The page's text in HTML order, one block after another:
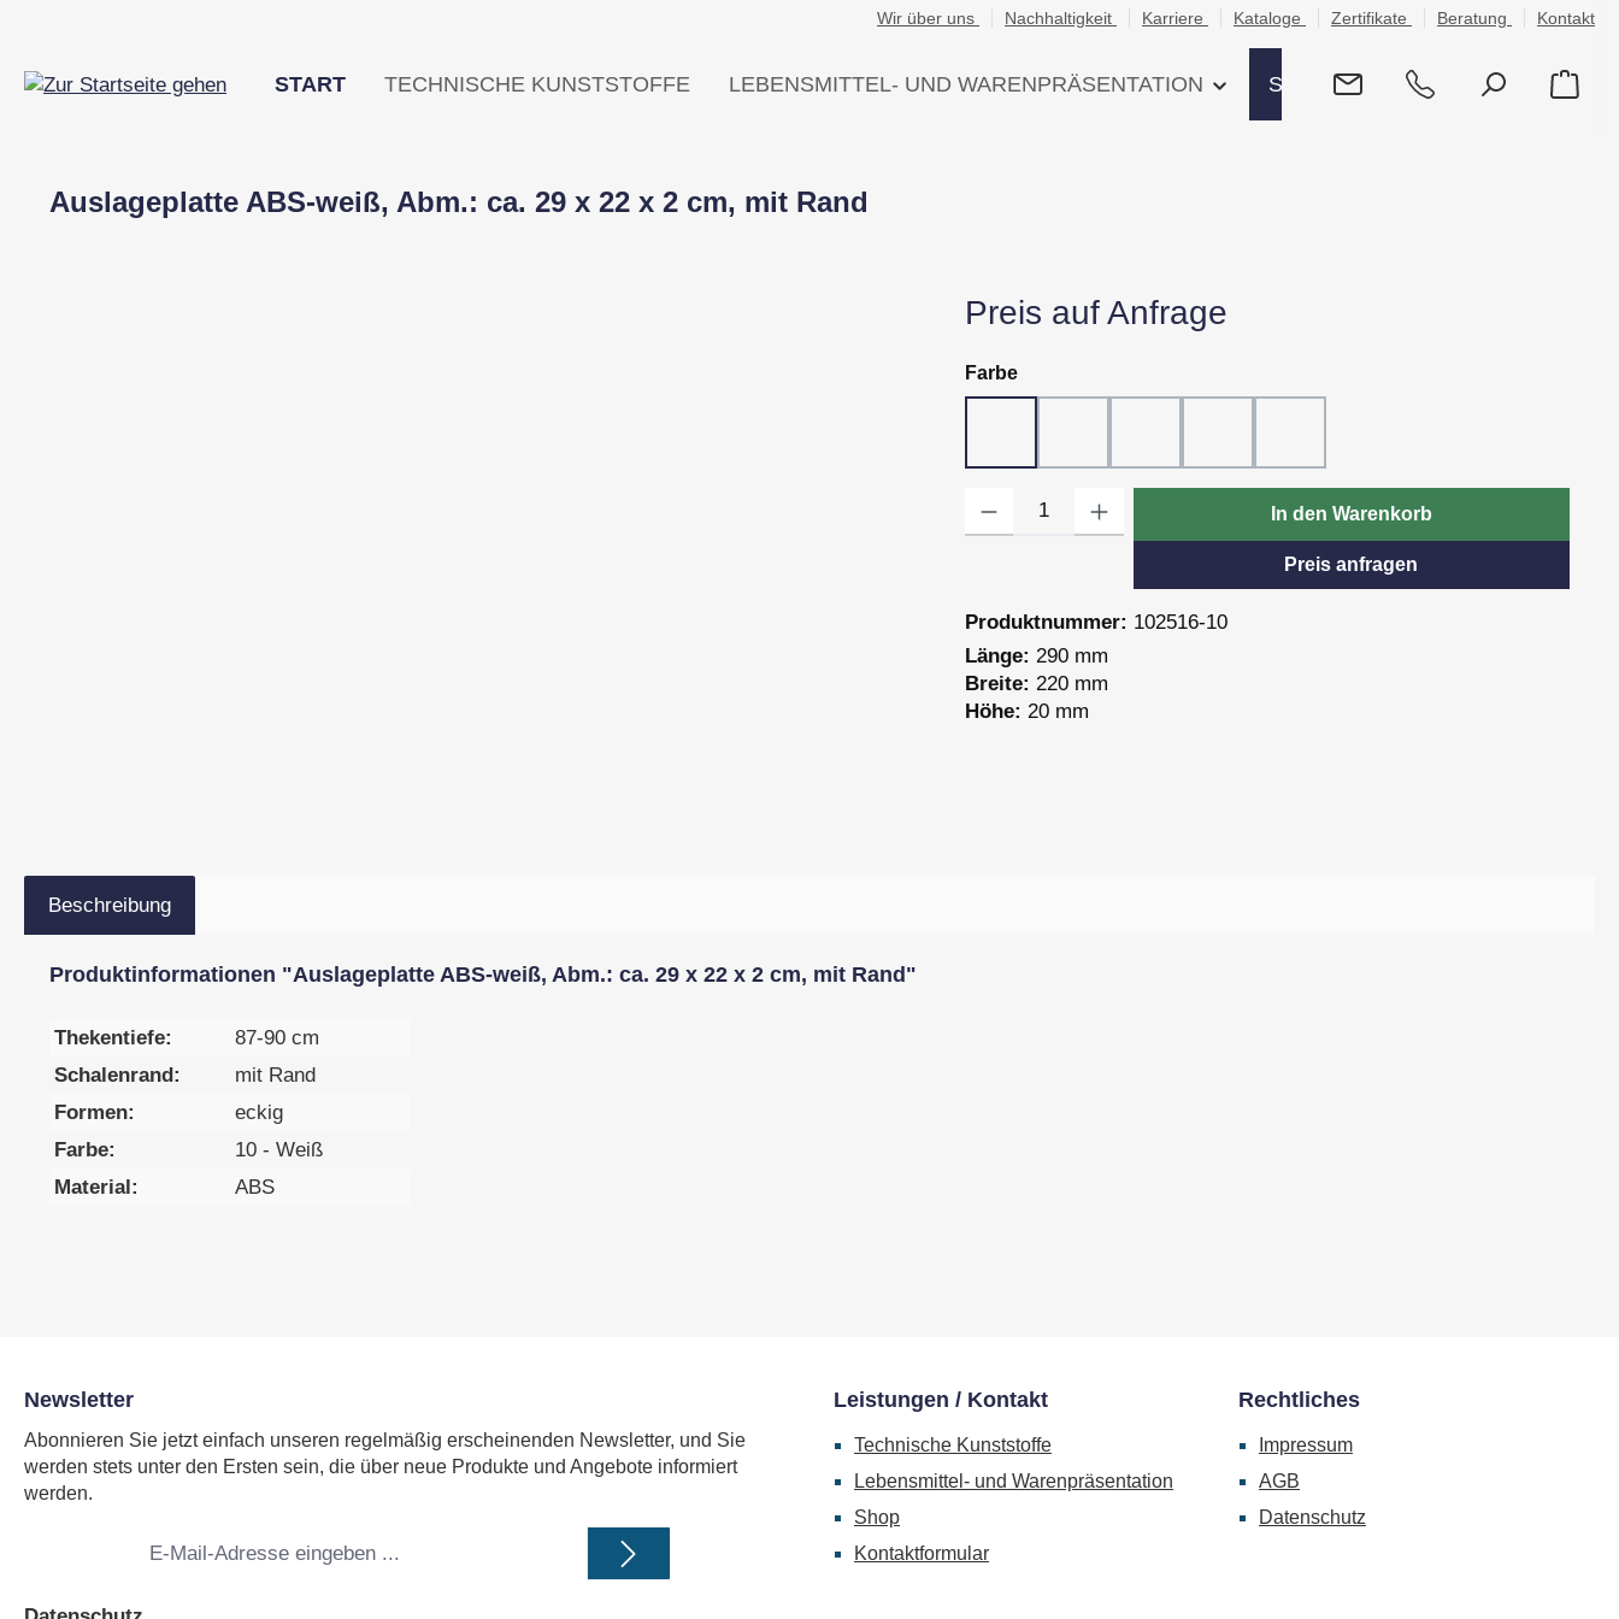
Wir über uns Nachhaltigkeit Karriere Kataloge Zertifikate Beratung Kontakt
START TECHNISCHE KUNSTSTOFFE LEBENSMITTEL- UND WARENPRÄSENTATION SHOP
Auslageplatte ABS-weiß, Abm.: ca. 29 x 22 x 2 cm, mit Rand
Preis auf Anfrage
Farbeauswählen
In den Warenkorb
Preis anfragen
Produktnummer: 102516-10
Länge: 290 mm
Breite: 220 mm
Höhe: 20 mm
Beschreibung
Produktinformationen "Auslageplatte ABS-weiß, Abm.: ca. 29 x 22 x 2 cm, mit Rand"
Thekentiefe:
87-90 cm
Schalenrand:
mit Rand
Formen:
eckig
Farbe:
10 - Weiß
Material:
ABS
Newsletter
Abonnieren Sie jetzt einfach unseren regelmäßig erscheinenden Newsletter, und Sie
werden stets unter den Ersten sein, die über neue Produkte und Angebote informiert
werden.
Mail-
Leistungen / Kontakt
Technische Kunststoffe
Lebensmittel- und Warenpräsentation
Shop
Kontaktformular
Rechtliches
Impressum
AGB
Datenschutz